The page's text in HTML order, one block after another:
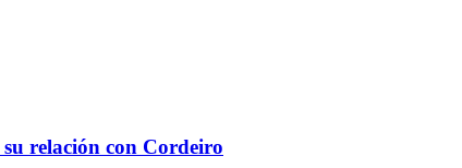
relación con Cordeiro